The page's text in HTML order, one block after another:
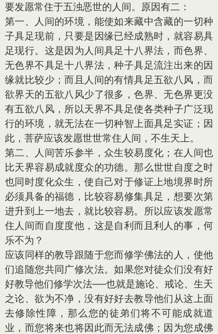
要发愿常住于五浊恶世的人间。原因有二：
第一、人间的环境，能使如来藏中含藏的一切种
子具足现前，只要是因缘已经成熟时，就容易具
足现行。这是因为人间具足十八界法，而色界、
无色界不具足十八界法，种子具足流注出来的因
缘就比较少；而且人间的有情具足五欲八风，而
欲界天的五欲八风少了很多，色界、无色界更没
有五欲八风，所以天界不具足使各类种子广泛现
行的环境，就无法在一切种智上面具足实证；因
此，菩萨应该发愿世世常住人间，不生天上。
第二、人间苦乐参半，众生较易度化；在人间也
比天界容易成就度众的功德。那么世世自度之时
也同时度化众生，使自己对于修证上地境界时所
必须具备的福德，比较容易修集具足，想要次第
进升到上一地去，就比较容易。所以应该发愿常
住人间而自度度他，这是自利而且利人的事，何
乐不为？
应该同样的教导跟随于您而修学佛法的人，使他
们追随您共同广修次法。如果您对徒众们没有好
好教导他们修学次法──也就是施论、戒论、生天
之论、欲为不净，没有好好去教导他们从这上面
去修除性障，那么您的徒弟们将不可能成就道
业，而您将来也将因此而无法成佛；因为您成佛